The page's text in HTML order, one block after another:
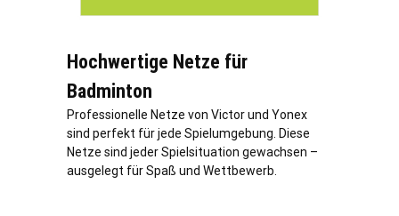
Hochwertige Netze für
Badminton
Professionelle Netze von Victor und Yonex
sind perfekt für jede Spielumgebung. Diese
Netze sind jeder Spielsituation gewachsen –
ausgelegt für Spaß und Wettbewerb.